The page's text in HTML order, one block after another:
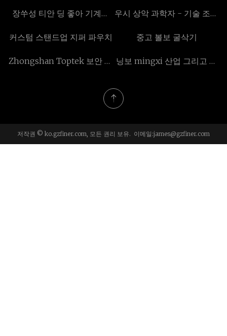
장쑤성 티안 딩 좋아 기계류
우시 상악 과학자 - 기술 조명
커스텀 스탠드업 지퍼 파우치
중고 볼보 굴삭기
Zhongshan Toptek 보안 기
닝보 mingxi 산업 그리고 무
저작권 © ko.gzfiner.com, 모든 권리 보유. 이메일:james@gzfiner.com